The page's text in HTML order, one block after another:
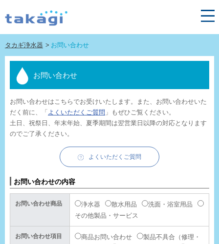
タカギ浄水器 お問い合わせ
お問い合わせ
お問い合わせはこちらでお受けいたします。また、お問い合わせいた
だく前に、「 よくいただくご質問 」もぜひご覧ください。
土日、祝祭日、年末年始、夏季期間は翌営業日以降の対応となります
のでご了承ください。
よくいただくご質問
お問い合わせの内容
お問い合わせ商品 浄水器 散水用品
洗面・浴室用品
その他製品・サービス
お問い合わせ項目 商品お問い合わせ
製品不具合（修理・